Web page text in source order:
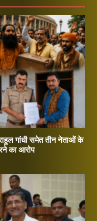
गांधी समेत तीन नेताओं के
का आरोप